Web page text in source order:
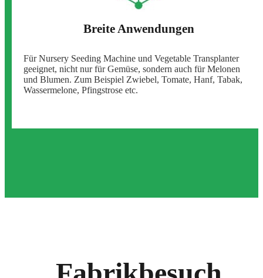
Breite Anwendungen
Für Nursery Seeding Machine und Vegetable Transplanter
geeignet, nicht nur für Gemüse, sondern auch für Melonen
und Blumen. Zum Beispiel Zwiebel, Tomate, Hanf, Tabak,
Wassermelone, Pfingstrose etc.